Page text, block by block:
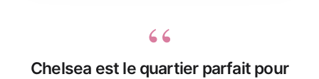
Chelsea est le quartier parfait pour